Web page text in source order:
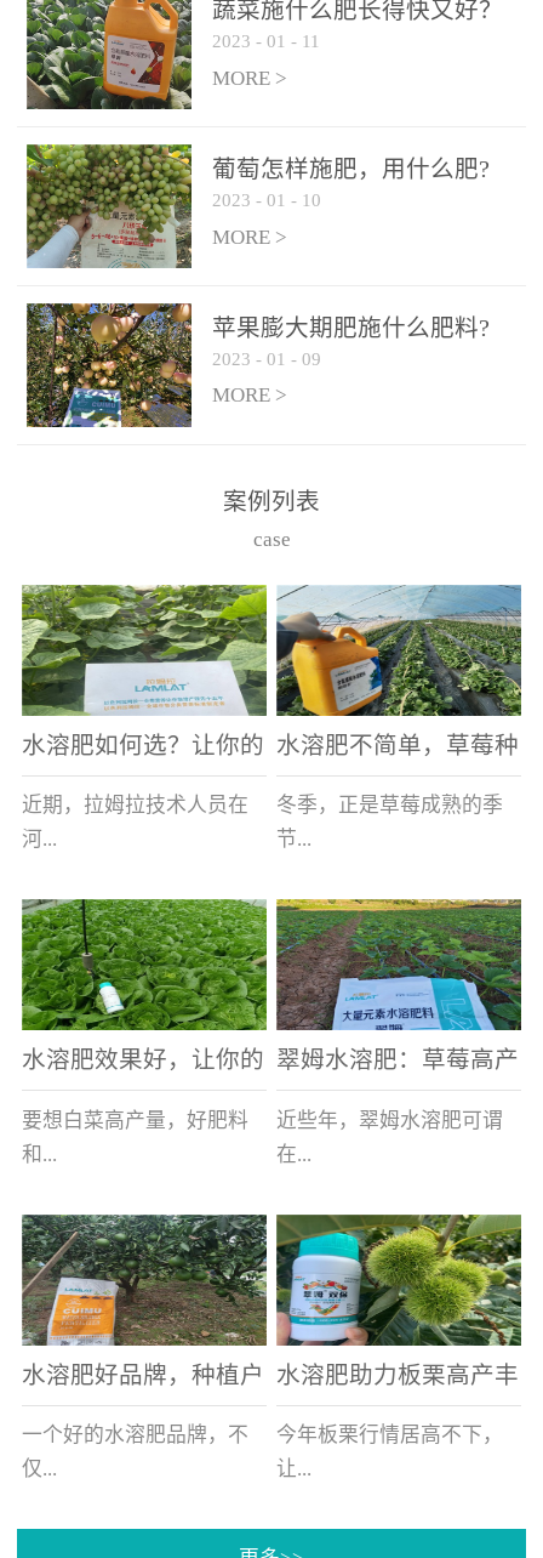
合大量元素水溶肥一起使
用，促使果实膨大，果肉
饱满，品质好，果、枝健
后期∶冲施、滴灌2.5-5kg/
亩/次配合大量元素水溶肥
一起使用，果实转色均
匀，口感好，糖度提高，
预防枝叶早衰。5、叶面喷
施︰浓度800-1500倍（1-
6kg/公顷，间隔10-14天一
次，喷1-3次。
合大量元素水溶肥一起使
后期∶冲施、滴灌2.5-5kg/
亩/次配合大量元素水溶肥
施︰浓度800-1500倍（1-
蔬菜施什么肥长得快又好？
2023 - 01 - 11
MORE >
葡萄怎样施肥，用什么肥?
2023 - 01 - 10
MORE >
苹果膨大期肥施什么肥料?
2023 - 01 - 09
MORE >
案例列表
case
水溶肥如何选？让你的
老棚土好产量高
近期，拉姆拉技术人员在
河...
南走访时，发现当地许多
蔬菜产区，老棚数量占多
数，连年的重茬、土壤板
结等原因，导致土壤差，
作物根系...
水溶肥不简单，草莓种
植户指名要使用
冬季，正是草莓成熟的季
节...
，也是山东窦大哥开心的
时刻，从一大早接到收购
商的电话，就开始在草莓
大棚里忙碌。为什么窦大
哥家的草...
水溶肥效果好，让你的
白菜增产不是问题
要想白菜高产量，好肥料
和...
好的技术管理缺一不可，
相信广大白菜种植户们都
深有体会。今天就一起来
看看，什么样的水溶肥可
以让你的...
翠姆水溶肥：草莓高产
的好帮手
近些年，翠姆水溶肥可谓
在...
河北草莓区域话题不减，
不但在草莓上表现效果明
显，使用的种植户更是越
来越多。今天，借此机
会，一起来...
水溶肥好品牌，种植户
纷纷为“翠姆“点赞
一个好的水溶肥品牌，不
仅...
水溶肥助力板栗高产丰
产
今年板栗行情居高不下，
让...